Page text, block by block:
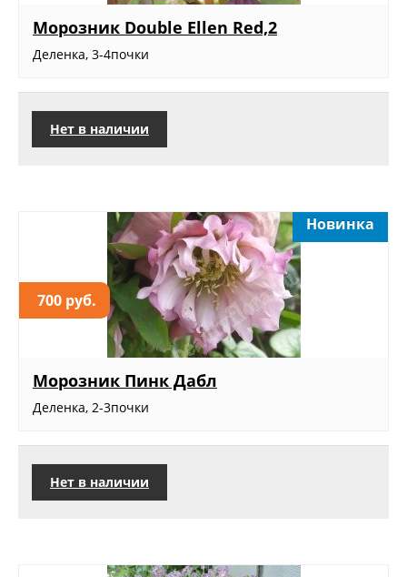
Морозник Double Ellen Red,2
Деленка, 3-4почки
Нет в наличии
700 руб.
Новинка
Морозник Пинк Дабл
Деленка, 2-3почки
Нет в наличии